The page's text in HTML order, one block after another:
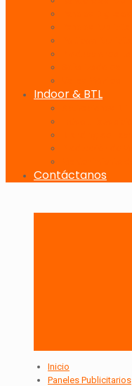
Indoor & BTL
Contáctanos
Inicio
Paneles Publicitarios